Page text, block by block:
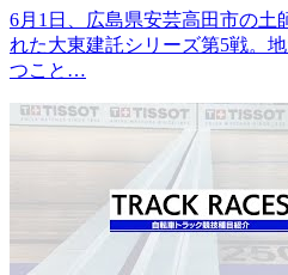
6月1日、広島県安芸高田市の
れた大東建託シリーズ第5戦。
つこと…